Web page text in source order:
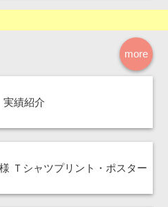
more
績紹介
Ｔシャツプリント・ポスター